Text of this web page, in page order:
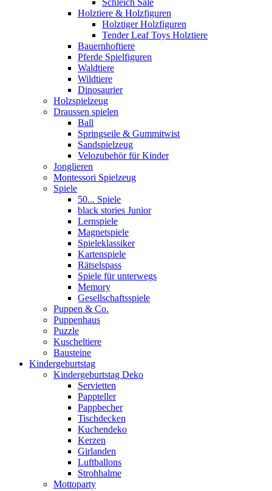
Schleich Sale
Holztiere & Holzfiguren
Holztiger Holzfiguren
Tender Leaf Toys Holztiere
Bauernhoftiere
Pferde Spielfiguren
Waldtiere
Wildtiere
Dinosaurier
Holzspielzeug
Draussen spielen
Ball
Springseile & Gummitwist
Sandspielzeug
Velozubehör für Kinder
Jonglieren
Montessori Spielzeug
Spiele
50... Spiele
black stories Junior
Lernspiele
Magnetspiele
Spieleklassiker
Kartenspiele
Rätselspass
Spiele für unterwegs
Memory
Gesellschaftsspiele
Puppen & Co.
Puppenhaus
Puzzle
Kuscheltiere
Bausteine
Kindergeburtstag
Kindergeburtstag Deko
Servietten
Pappteller
Pappbecher
Tischdecken
Kuchendeko
Kerzen
Girlanden
Luftballons
Strohhalme
Mottoparty